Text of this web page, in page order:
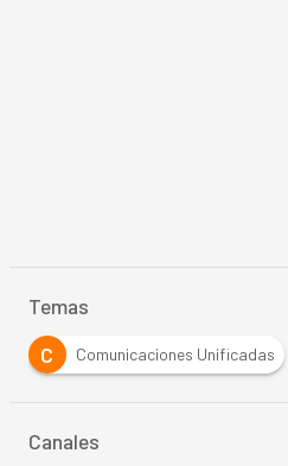
Temas
C
Comunicaciones Unificadas
Canales